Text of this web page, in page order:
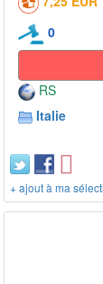
0
RS
Italie
+ ajout à ma